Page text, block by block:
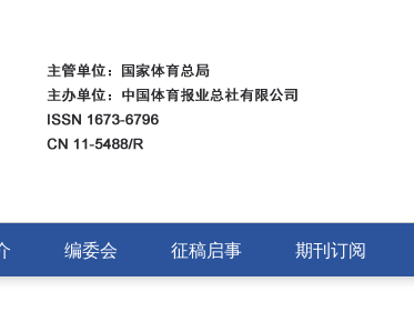
编委会 征稿启事 期刊订阅